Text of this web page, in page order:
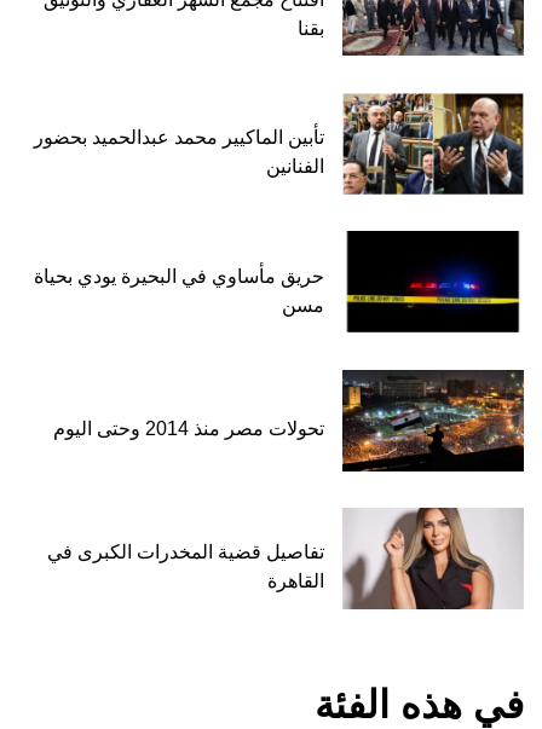
بقنا
تأبين الماكيير محمد عبدالحميد بحضور
الفنانين
حريق مأساوي في البحيرة يودي بحياة
مسن
تحولات مصر منذ 2014 وحتى اليوم
تفاصيل قضية المخدرات الكبرى في
القاهرة
في هذه الفئة